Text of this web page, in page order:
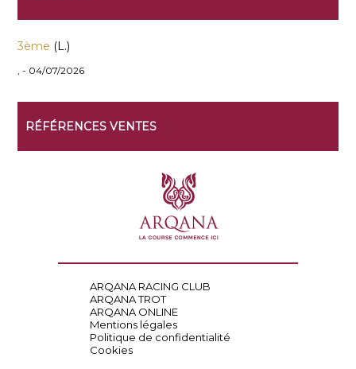
3ème (L.)
, - 04/07/2026
RÉFÉRENCES VENTES
ARQANA RACING CLUB
ARQANA TROT
ARQANA ONLINE
Mentions légales
Politique de confidentialité
Cookies